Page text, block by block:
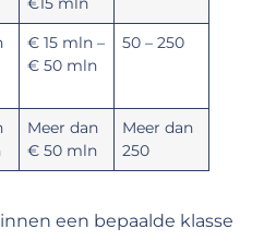
€ 15 mln –
€ 50 mln
50 – 250
Meer dan
€ 50 mln
Meer dan
250
een bepaalde klasse